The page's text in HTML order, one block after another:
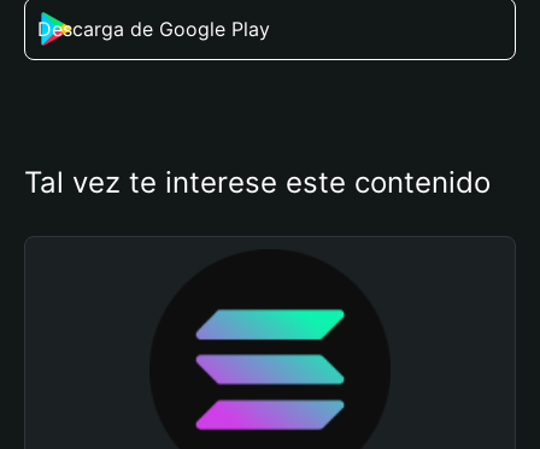
Descarga de Google Play
Tal vez te interese este contenido